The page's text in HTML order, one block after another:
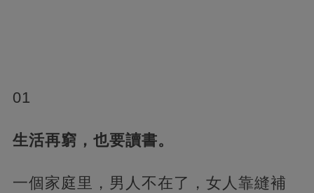
01
生活再窮，也要讀書。
一個家庭里，男人不在了，女人靠縫補